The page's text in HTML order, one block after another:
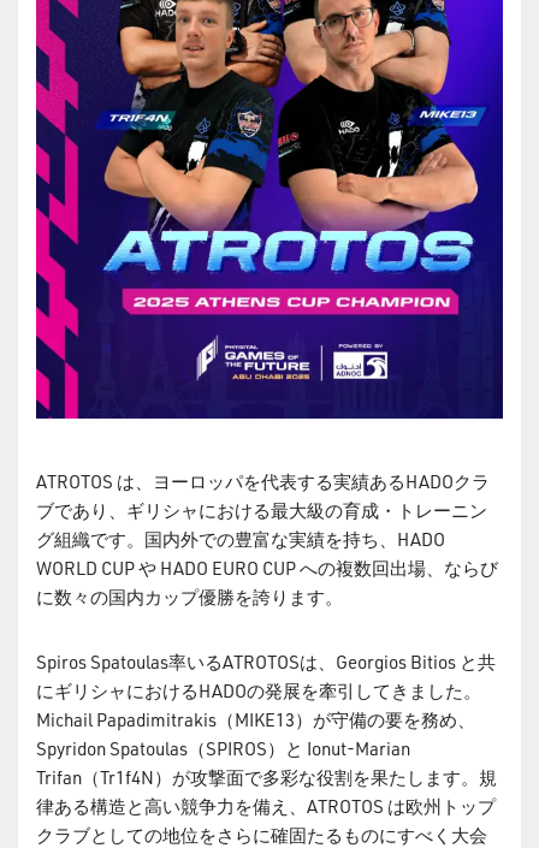
ATROTOS は、ヨーロッパを代表する実績あるHADOクラ
ブであり、ギリシャにおける最大級の育成 ・ トレーニン
グ組織です。国内外での豊富な実績を持ち、HADO
WORLD CUP や HADO EURO CUP への複数回出場、ならび
に数々の国内カップ優勝を誇ります。
Spiros Spatoulas率いるATROTOSは、Georgios Bitios と共
にギリシャにおけるHADOの発展を牽引してきました。
Michail Papadimitrakis（MIKE13）が守備の要を務め、
Spyridon Spatoulas（SPIROS）と Ionut-Marian
Trifan（Tr1f4N）が攻撃面で多彩な役割を果たします。規
律ある構造と高い競争力を備え、ATROTOS は欧州トップ
クラブとしての地位をさらに確固たるものにすべく大会